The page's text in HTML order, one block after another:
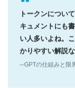
トークンについ
キュメントにも
い人多いよね。
かりやすい解説
─GPTの仕組みと限